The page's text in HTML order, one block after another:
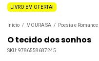
LIVRO EM OFERTA!
Início / MOURA SA / Poesia e Romance
O tecido dos sonhos
SKU:9786558687245